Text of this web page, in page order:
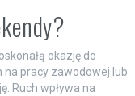
okazję do
na pracy zawodowej lub
Ruch wpływa na